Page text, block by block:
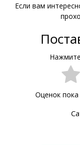
Если вам
Оценок